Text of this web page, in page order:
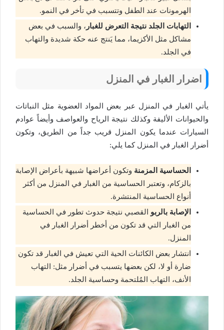
الهرمونات عند الطفل وتتسبب في تأخر في النمو.
التهابات الجلد نتيجة التعرض للغبار ، والسبب في بعض
مشاكل مثل الأكزيما، مما يَنتج عنه حكة شديدة والتهاب
في الجلد.
اضرار الغبار في المنزل
يأتي الغبار في المنزل عبر بعض المواد العضوية مثل النباتات
والحيوانات الأليفة وكذلك نتيجة الرياح والعواصف وأيضاً عوادم
السيارات عندما يكون المنزل قريب جداً من الطريق، وتكون
أضرار الغبار في المنزل كما يلي:
الحساسية المزمنة وتكون أعراضها شبيهة بأعراض الإصابة
بالزكام، وتعتبر الحساسية من الغبار في المنزل من أكثر
أنواع الحساسية المنتشرة.
الإصابة بالربو القصبي نتيجة حدوث تطور في الحساسية
من الغبار التي قد تكون من أخطر أضرار الغبار في
المنزل.
انتشار بعض الكائنات الحية التي تعيش في الغبار قد تكون
ضارة أو لا، لكن بعضها يتسبب في أضرار مثل: التهاب
الأنف، التهاب المُلتحمة وحساسية الجلد.